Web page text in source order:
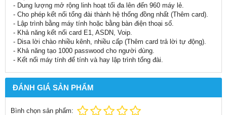
- Dung lượng mở rộng linh hoạt tối đa lên đến 960 máy lẻ.
- Cho phép kết nối tổng đài thành hệ thống đồng nhất (Thêm card).
- Lập trình bằng máy tính hoặc bằng bàn điện thoại số.
- Khả năng kết nối card E1, ASDN, Voip.
- Disa lời chào nhiều kênh, nhiều cấp (Thêm card trả lời tự động).
- Khả năng tạo 1000 passwood cho người dùng.
- Kết nối máy tính để tính và hay lập trình tổng đài.
ĐÁNH GIÁ SẢN PHẨM
Bình chọn sản phẩm: